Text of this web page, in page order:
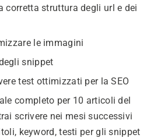
corretta struttura degli url e dei
le immagini
snippet
test ottimizzati per la SEO
completo per 10 articoli del
scrivere nei mesi successivi
keyword, testi per gli snippet